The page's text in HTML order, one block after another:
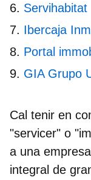
Servihabitat
Ibercaja
Portal
GIA Grupo
Cal tenir en
"servicer" o
a una
integral de